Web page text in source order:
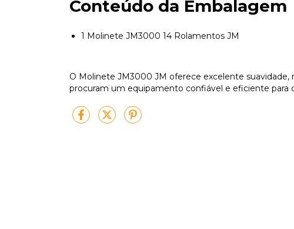
Conteúdo da Embalagem
1 Molinete JM3000 14 Rolamentos JM
O Molinete JM3000 JM oferece excelente suavidade,
procuram um equipamento confiável e eficiente para